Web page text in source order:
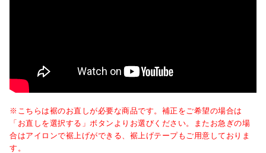
※こちらは裾のお直しが必要な商品です。補正をご希望の場合は
「お直しを選択する」ボタンよりお選びください。またお急ぎの場
合はアイロンで裾上げができる、裾上げテープもご用意しておりま
す。